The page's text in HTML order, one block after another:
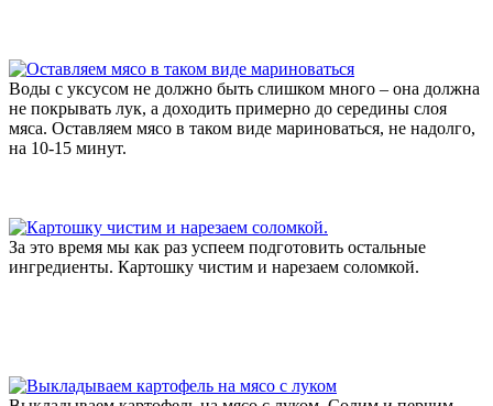
Воды с уксусом не должно быть слишком много – она должна
не покрывать лук, а доходить примерно до середины слоя
мяса. Оставляем мясо в таком виде мариноваться, не надолго,
на 10-15 минут.
За это время мы как раз успеем подготовить остальные
ингредиенты. Картошку чистим и нарезаем соломкой.